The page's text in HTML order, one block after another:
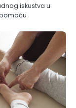
iskustva u